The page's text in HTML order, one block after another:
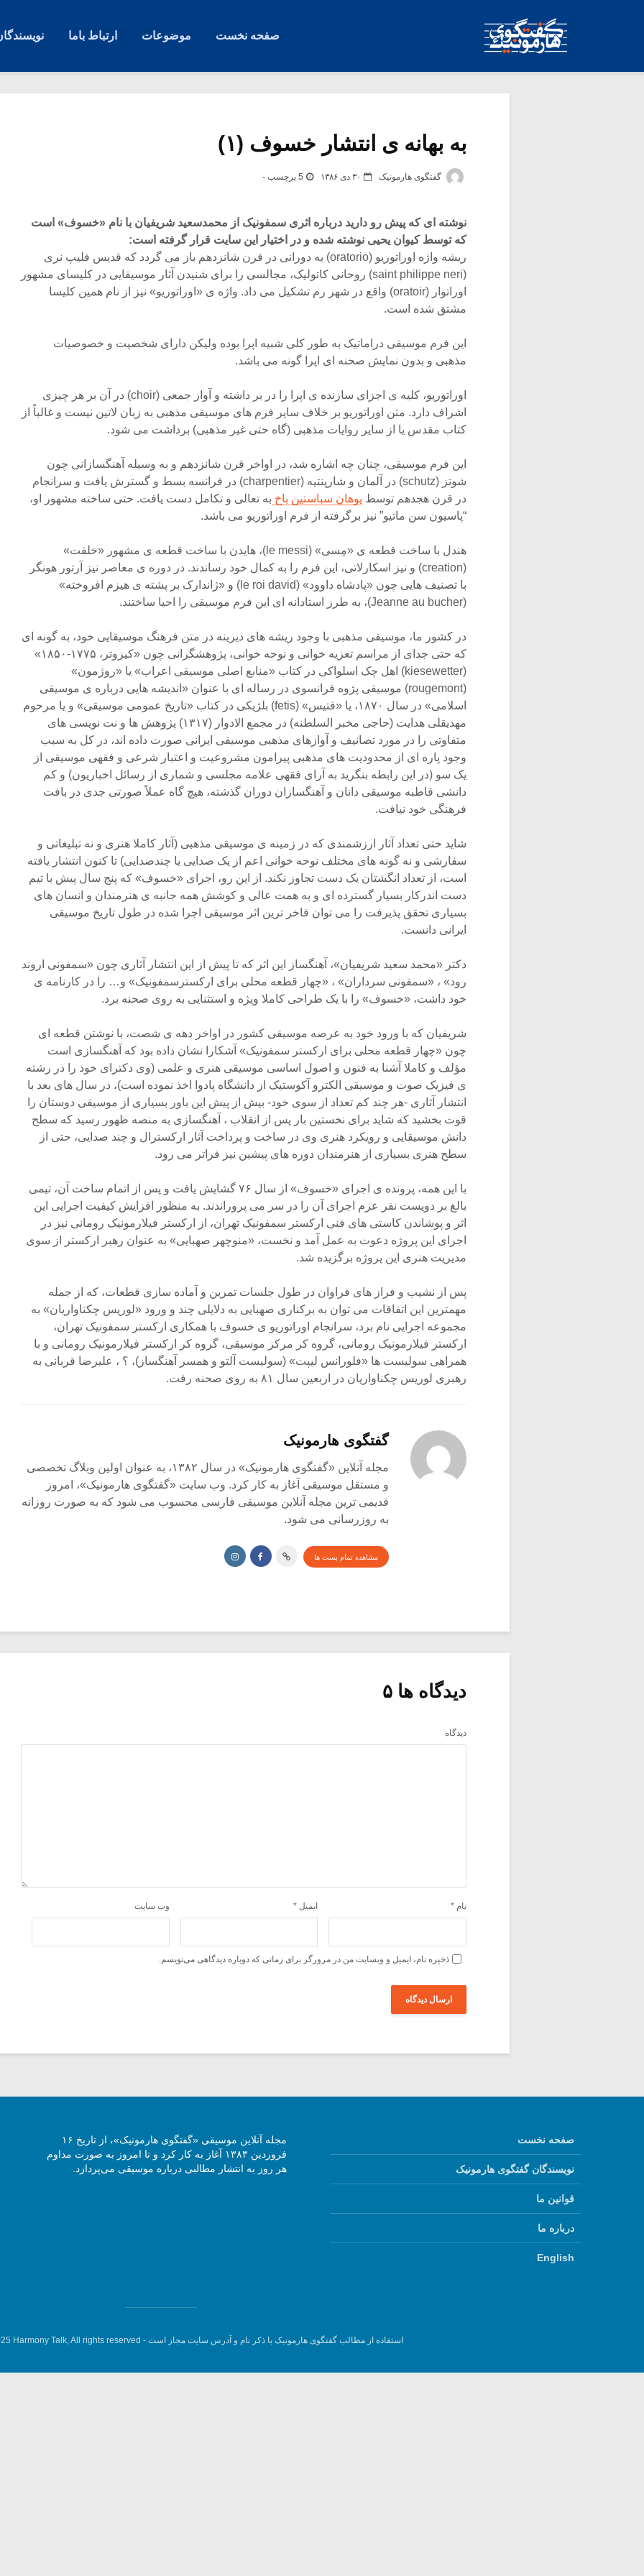
صفحه نخست موضوعات ارتباط باما
به بهانه ی انتشار خسوف (۱)
گفتگوی هارمونیک ۳۰ دی ۱۳۸۶ 5 برچسب -
نوشته ای که پیش رو دارید درباره اثری سمفونیک از محمدسعید شریفیان با نام «خسوف» است
که توسط کیوان یحیی نوشته شده و در اختیار این سایت قرار گرفته است:
ریشه واژه اوراتوریو (oratorio) به دورانی در قرن شانزدهم باز می گردد که قدیس فلیپ نری
(saint philippe neri) روحانی کاتولیک، مجالسی را برای شنیدن آثار موسیقایی در کلیسای مشهور
اوراتوار (oratoir) واقع در شهر رم تشکیل می داد. واژه ی «اوراتوریو» نیز از نام همین کلیسا
مشتق شده است.
این فرم موسیقی دراماتیک به طور کلی شبیه اپرا بوده ولیکن دارای شخصیت و خصوصیات
مذهبی و بدون نمایش صحنه ای اپرا گونه می باشد.
اوراتوریو، کلیه ی اجزای سازنده ی اپرا را در بر داشته و آواز جمعی (choir) در آن بر هر چیزی
اشراف دارد. متن اوراتوریو بر خلاف سایر فرم های موسیقی مذهبی به زبان لاتین نیست و غالباً از
کتاب مقدس یا از سایر روایات مذهبی (گاه حتی غیر مذهبی) برداشت می شود.
این فرم موسیقی، چنان چه اشاره شد، در اواخر قرن شانزدهم و به وسیله آهنگسازانی چون
شوتز (schutz) در آلمان و شارپنتیه (charpentier) در فرانسه بسط و گسترش یافت و سرانجام
در قرن هجدهم توسط یوهان سباستین باخ به تعالی و تکامل دست یافت. حتی ساخته مشهور او،
“پاسیون سن ماتیو” نیز برگرفته از فرم اوراتوریو می باشد.
هندل با ساخت قطعه ی «مِسی» (le messi)، هایدن با ساخت قطعه ی مشهور «خلقت»
(creation) و نیز اسکارلاتی، این فرم را به کمال خود رساندند. در دوره ی معاصر نیز آرتور هونگر
با تصنیف هایی چون «پادشاه داوود» (le roi david) و «ژاندارک بر پشته ی هیزم افروخته»
(Jeanne au bucher)، به طرز استادانه ای این فرم موسیقی را احیا ساختند.
در کشور ما، موسیقی مذهبی با وجود ریشه های دیرینه در متن فرهنگ موسیقایی خود، به گونه ای
که حتی جدای از مراسم تعزیه خوانی و نوحه خوانی، پژوهشگرانی چون «کیزوتر، ۱۷۷۵-۱۸۵۰»
(kiesewetter) اهل چک اسلواکی در کتاب «منابع اصلی موسیقی اعراب» یا «روژمون»
(rougemont) موسیقی پژوه فرانسوی در رساله ای با عنوان «اندیشه هایی درباره ی موسیقی
اسلامی» در سال ۱۸۷۰، یا «فتیس» (fetis) بلژیکی در کتاب «تاریخ عمومی موسیقی» و یا مرحوم
مهدیقلی هدایت (حاجی مخبر السلطنه) در مجمع الادوار (۱۳۱۷) پژوهش ها و نت نویسی های
متفاوتی را در مورد تصانیف و آوازهای مذهبی موسیقی ایرانی صورت داده اند، در کل به سبب
وجود پاره ای از محدودیت های مذهبی پیرامون مشروعیت و اعتبار شرعی و فقهی موسیقی از
یک سو (در این رابطه بنگرید به آرای فقهی علامه مجلسی و شماری از رسائل اخباریون) و کم
دانشی قاطبه موسیقی دانان و آهنگسازان دوران گذشته، هیچ گاه عملاً صورتی جدی در بافت
فرهنگی خود نیافت.
شاید حتی تعداد آثار ارزشمندی که در زمینه ی موسیقی مذهبی (آثار کاملا هنری و نه تبلیغاتی و
سفارشی و نه گونه های مختلف نوحه خوانی اعم از یک صدایی یا چندصدایی) تا کنون انتشار یافته
است، از تعداد انگشتان یک دست تجاوز نکند. از این رو، اجرای «خسوف» که پنج سال پیش با تیم
دست اندرکار بسیار گسترده ای و به همت عالی و کوشش همه جانبه ی هنرمندان و انسان های
بسیاری تحقق پذیرفت را می توان فاخر ترین اثر موسیقی اجرا شده در طول تاریخ موسیقی
ایرانی دانست.
دکتر «محمد سعید شریفیان»، آهنگساز این اثر که تا پیش از این انتشار آثاری چون «سمفونی اروند
رود» ، «سمفونی سرداران» ، «چهار قطعه محلی برای ارکسترسمفونیک» و… را در کارنامه ی
خود داشت، «خسوف» را با یک طراحی کاملا ویژه و استثنایی به روی صحنه برد.
شریفیان که با ورود خود به عرصه موسیقی کشور در اواخر دهه ی شصت، با نوشتن قطعه ای
چون «چهار قطعه محلی برای ارکستر سمفونیک» آشکارا نشان داده بود که آهنگسازی است
مؤلف و کاملا آشنا به فنون و اصول اساسی موسیقی هنری و علمی (وی دکترای خود را در رشته
ی فیزیک صوت و موسیقی الکترو آکوستیک از دانشگاه پادوا اخذ نموده است)، در سال های بعد با
انتشار آثاری -هر چند کم تعداد از سوی خود- بیش از پیش این باور بسیاری از موسیقی دوستان را
قوت بخشید که شاید برای نخستین بار پس از انقلاب ، آهنگسازی به منصه ظهور رسید که سطح
دانش موسیقایی و رویکرد هنری وی در ساخت و پرداخت آثار ارکسترال و چند صدایی، حتی از
سطح هنری بسیاری از هنرمندان دوره های پیشین نیز فراتر می رود.
با این همه، پرونده ی اجرای «خسوف» از سال ۷۶ گشایش یافت و پس از اتمام ساخت آن، تیمی
بالغ بر دویست نفر عزم اجرای آن را در سر می پروراندند. به منظور افزایش کیفیت اجرایی این
اثر و پوشاندن کاستی های فنی ارکستر سمفونیک تهران، از ارکستر فیلارمونیک رومانی نیز در
اجرای این پروژه دعوت به عمل آمد و نخست، «منوچهر صهبایی» به عنوان رهبر ارکستر از سوی
مدیریت هنری این پروژه برگزیده شد.
پس از نشیب و فراز های فراوان در طول جلسات تمرین و آماده سازی قطعات، که از جمله
مهمترین این اتفاقات می توان به برکناری صهبایی به دلایلی چند و ورود «لوریس چکناواریان» به
مجموعه اجرایی نام برد، سرانجام اوراتوریو ی خسوف با همکاری ارکستر سمفونیک تهران،
ارکستر فیلارمونیک رومانی، گروه کر مرکز موسیقی، گروه کر ارکستر فیلارمونیک رومانی و با
همراهی سولیست ها «فلورانس لیپت» (سولیست آلتو و همسر آهنگساز)، ؟ ، علیرضا قربانی به
رهبری لوریس چکناواریان در اربعین سال ۸۱ به روی صحنه رفت.
گفتگوی هارمونیک
مجله آنلاین «گفتگوی هارمونیک» در سال ۱۳۸۲، به عنوان اولین وبلاگ تخصصی
و مستقل موسیقی آغاز به کار کرد. وب سایت «گفتگوی هارمونیک»، امروز
قدیمی ترین مجله آنلاین موسیقی فارسی محسوب می شود که به صورت روزانه
به روزرسانی می شود.
مشاهده تمام پست ها
دیدگاه ها ۵
دیدگاه
نام * ایمیل * وب‌ سایت
ذخیره نام، ایمیل و وبسایت من در مرورگر برای زمانی که دوباره دیدگاهی می‌نویسم.
صفحه نخست
نویسندگان گفتگوی هارمونیک
قوانین ما
درباره ما
English
مجله آنلاین موسیقی «گفتگوی هارمونیک»، از تاریخ ۱۶
فروردین ۱۳۸۳ آغاز به کار کرد و تا امروز به صورت مداوم
هر روز به انتشار مطالبی درباره موسیقی می‌پردازد.
استفاده از مطالب گفتگوی هارمونیک با ذکر نام و آدرس سایت مجاز است - Harmony Talk, All rights reserved.